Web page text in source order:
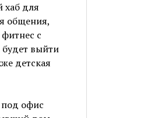
хаб для
общения,
с
выйти
детская
под офис